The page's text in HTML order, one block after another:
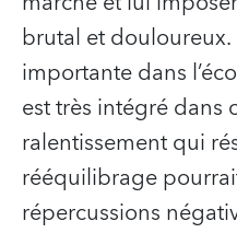
brutal et douloureux.
importante dans
est très intégré dans
ralentissement qui
rééquilibrage
répercussions